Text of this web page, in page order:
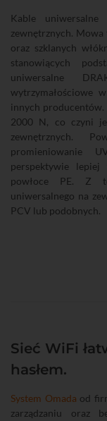
Kable
zewnętrznych.
oraz szklanych
stanowiących
uniwersalne
wytrzymałościowe
innych producentów.
2000 N, co czyni
zewnętrznych.
promieniowanie
perspektywie
powłoce PE. Z
uniwersalnego na
PCV lub podobnych.
Sieć WiFi
hasłem.
System Omada od
zarządzaniu oraz